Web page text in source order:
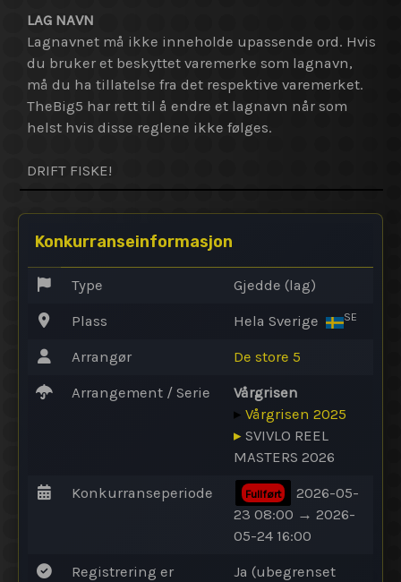
LAG NAVN
Lagnavnet må ikke inneholde upassende ord. Hvis
du bruker et beskyttet varemerke som lagnavn,
må du ha tillatelse fra det respektive varemerket.
TheBig5 har rett til å endre et lagnavn når som
helst hvis disse reglene ikke følges.
DRIFT FISKE!
Konkurranseinformasjon
Type Gjedde (lag)
Plass Hela Sverige SE
Arrangør De store 5
Arrangement / Serie
Vårgrisen
▸ Vårgrisen 2025
▸ SVIVLO REEL
MASTERS 2026
Konkurranseperiode Fullført
2026-05-
23 08:00 → 2026-
05-24 16:00
Registrering er
Ja (ubegrenset